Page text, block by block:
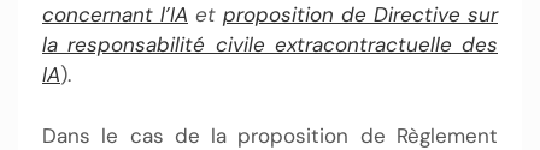
concernant l’IA et proposition de Directive sur
la responsabilité civile extracontractuelle des
IA).
Dans le cas de la proposition de Règlement